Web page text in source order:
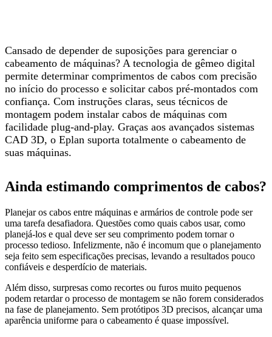
Cansado de depender de suposições para gerenciar o
cabeamento de máquinas? A tecnologia de gêmeo digital
permite determinar comprimentos de cabos com precisão
no início do processo e solicitar cabos pré-montados com
confiança. Com instruções claras, seus técnicos de
montagem podem instalar cabos de máquinas com
facilidade plug-and-play. Graças aos avançados sistemas
CAD 3D, o Eplan suporta totalmente o cabeamento de
suas máquinas.
Ainda estimando comprimentos de cabos?
Planejar os cabos entre máquinas e armários de controle pode ser
uma tarefa desafiadora. Questões como quais cabos usar, como
planejá-los e qual deve ser seu comprimento podem tornar o
processo tedioso. Infelizmente, não é incomum que o planejamento
seja feito sem especificações precisas, levando a resultados pouco
confiáveis e desperdício de materiais.
Além disso, surpresas como recortes ou furos muito pequenos
podem retardar o processo de montagem se não forem considerados
na fase de planejamento. Sem protótipos 3D precisos, alcançar uma
aparência uniforme para o cabeamento é quase impossível.